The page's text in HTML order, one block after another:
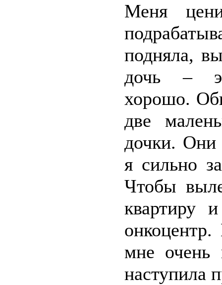
Меня
подняла,
дочь –
хорошо.
две
дочки. Они
я сильно
Чтобы
квартиру
мне очень
наступила